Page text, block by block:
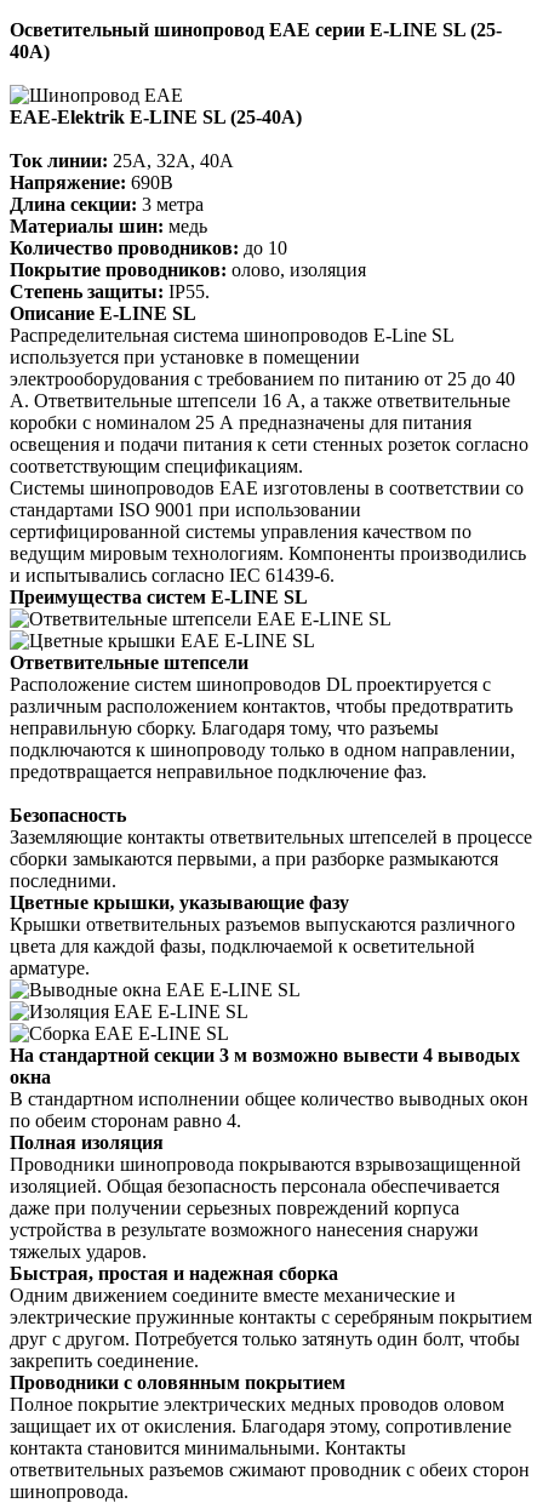
Осветительный шинопровод EAE серии E-LINE SL (25-
40А)
EAE-Elektrik E-LINE SL (25-40А)
Ток линии: 25А, 32А, 40А
Напряжение: 690В
Длина секции: 3 метра
Материалы шин: медь
Количество проводников: до 10
Покрытие проводников: олово, изоляция
Степень защиты: IP55.
Описание E-LINE SL
Распределительная система шинопроводов E-Line SL
используется при установке в помещении
электрооборудования с требованием по питанию от 25 до 40
А. Ответвительные штепсели 16 А, а также ответвительные
коробки с номиналом 25 А предназначены для питания
освещения и подачи питания к сети стенных розеток согласно
соответствующим спецификациям.
Системы шинопроводов EAE изготовлены в соответствии со
стандартами ISO 9001 при использовании
сертифицированной системы управления качеством по
ведущим мировым технологиям. Компоненты производились
и испытывались согласно IEC 61439-6.
Преимущества систем E-LINE SL
Ответвительные штепсели
Расположение систем шинопроводов DL проектируется с
различным расположением контактов, чтобы предотвратить
неправильную сборку. Благодаря тому, что разъемы
подключаются к шинопроводу только в одном направлении,
предотвращается неправильное подключение фаз.
Безопасность
Заземляющие контакты ответвительных штепселей в процессе
сборки замыкаются первыми, а при разборке размыкаются
последними.
Цветные крышки, указывающие фазу
Крышки ответвительных разъемов выпускаются различного
цвета для каждой фазы, подключаемой к осветительной
арматуре.
На стандартной секции 3 м возможно вывести 4 выводых
окна
В стандартном исполнении общее количество выводных окон
по обеим сторонам равно 4.
Полная изоляция
Проводники шинопровода покрываются взрывозащищенной
изоляцией. Общая безопасность персонала обеспечивается
даже при получении серьезных повреждений корпуса
устройства в результате возможного нанесения снаружи
тяжелых ударов.
Быстрая, простая и надежная сборка
Одним движением соедините вместе механические и
электрические пружинные контакты с серебряным покрытием
друг с другом. Потребуется только затянуть один болт, чтобы
закрепить соединение.
Проводники с оловянным покрытием
Полное покрытие электрических медных проводов оловом
защищает их от окисления. Благодаря этому, сопротивление
контакта становится минимальными. Контакты
ответвительных разъемов сжимают проводник с обеих сторон
шинопровода.